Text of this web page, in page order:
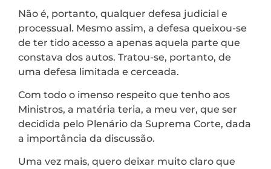
Não é, portanto, qualquer defesa judicial e
processual. Mesmo assim, a defesa queixou-se
de ter tido acesso a apenas aquela parte que
constava dos autos. Tratou-se, portanto, de
uma defesa limitada e cerceada.
Com todo o imenso respeito que tenho aos
Ministros, a matéria teria, a meu ver, que ser
decidida pelo Plenário da Suprema Corte, dada
a importância da discussão.
Uma vez mais, quero deixar muito claro que